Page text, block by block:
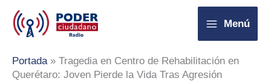
contenido
Menú
Portada» Tragedia en Centro de Rehabilitación en
Querétaro: Joven Pierde la Vida Tras Agresión